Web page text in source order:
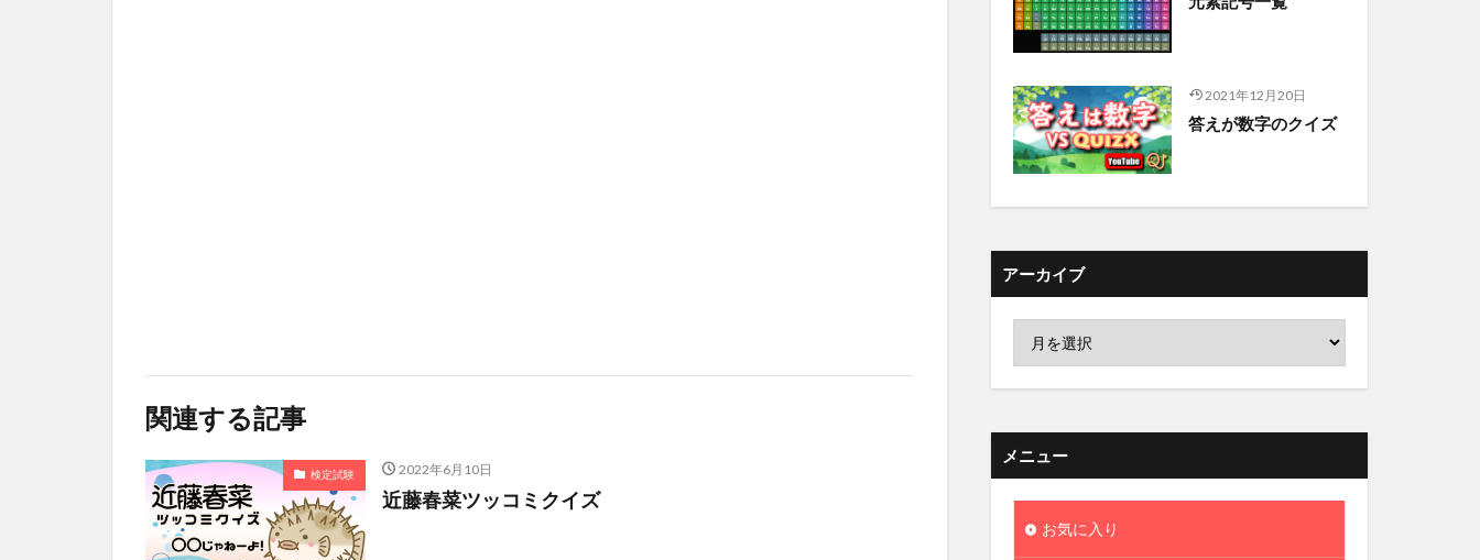
関連する記事
検定試験 2022年6月10日
近藤春菜ツッコミクイズ
2021年12月20日
答えが数字のクイズ
アーカイブ
メニュー
お気に入り